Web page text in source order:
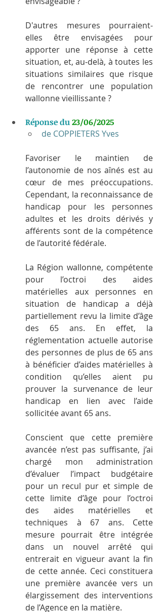
D'autres mesures pourraient-
elles être envisagées pour
apporter une réponse à cette
situation, et, au-delà, à toutes les
situations similaires que risque
de rencontrer une population
wallonne vieillissante ?
Réponse du 23/06/2025
de COPPIETERS Yves
Favoriser le maintien de
l’autonomie de nos aînés est au
cœur de mes préoccupations.
Cependant, la reconnaissance de
handicap pour les personnes
adultes et les droits dérivés y
afférents sont de la compétence
de l’autorité fédérale.
La Région wallonne, compétente
pour l’octroi des aides
matérielles aux personnes en
situation de handicap a déjà
partiellement revu la limite d’âge
des 65 ans. En effet, la
réglementation actuelle autorise
des personnes de plus de 65 ans
à bénéficier d’aides matérielles à
condition qu’elles aient pu
prouver la survenance de leur
handicap en lien avec l’aide
sollicitée avant 65 ans.
Conscient que cette première
avancée n’est pas suffisante, j’ai
chargé mon administration
d’évaluer l’impact budgétaire
pour un recul pur et simple de
cette limite d’âge pour l’octroi
des aides matérielles et
techniques à 67 ans. Cette
mesure pourrait être intégrée
dans un nouvel arrêté qui
entrerait en vigueur avant la fin
de cette année. Ceci constituera
une première avancée vers un
élargissement des interventions
de l’Agence en la matière.